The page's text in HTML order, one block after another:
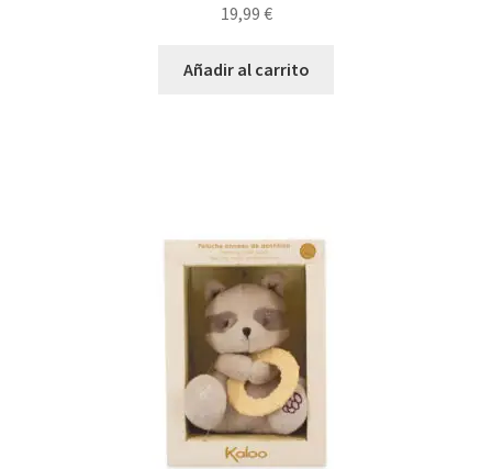
19,99 €
Añadir al carrito